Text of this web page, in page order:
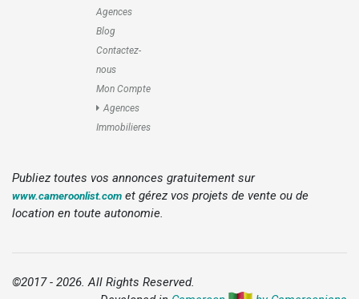
Agences
Blog
Contactez-
nous
Mon Compte
Agences
Immobilieres
Publiez toutes vos annonces gratuitement sur
www.cameroonlist.com et gérez vos projets de vente ou de
location en toute autonomie.
©2017 - 2026. All Rights Reserved.